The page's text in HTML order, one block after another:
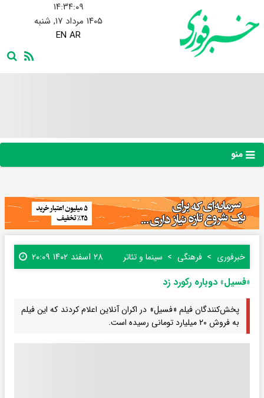
۱۴:۳۴:۰۹
۱۴۰۵ مرداد ۱۷, شنبه
EN AR
منو
خبرفوری فرهنگی سینما و تئاتر ۲۸ اسفند ۱۴۰۲ ۲۰:۰۹
«فسیل» دوباره رکورد زد
پخش‌کنندگان فیلم «فسیل» در اکران آنلاین اعلام کردند که این فیلم
به فروش ۲۰ میلیارد تومانی رسیده است.